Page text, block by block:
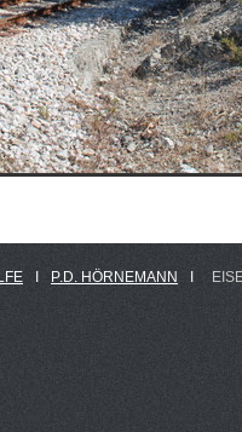
P.D. HÖRNEMANN